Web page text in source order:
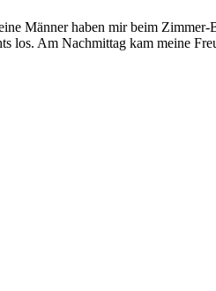
Männer haben mir beim
los. Am Nachmittag kam meine